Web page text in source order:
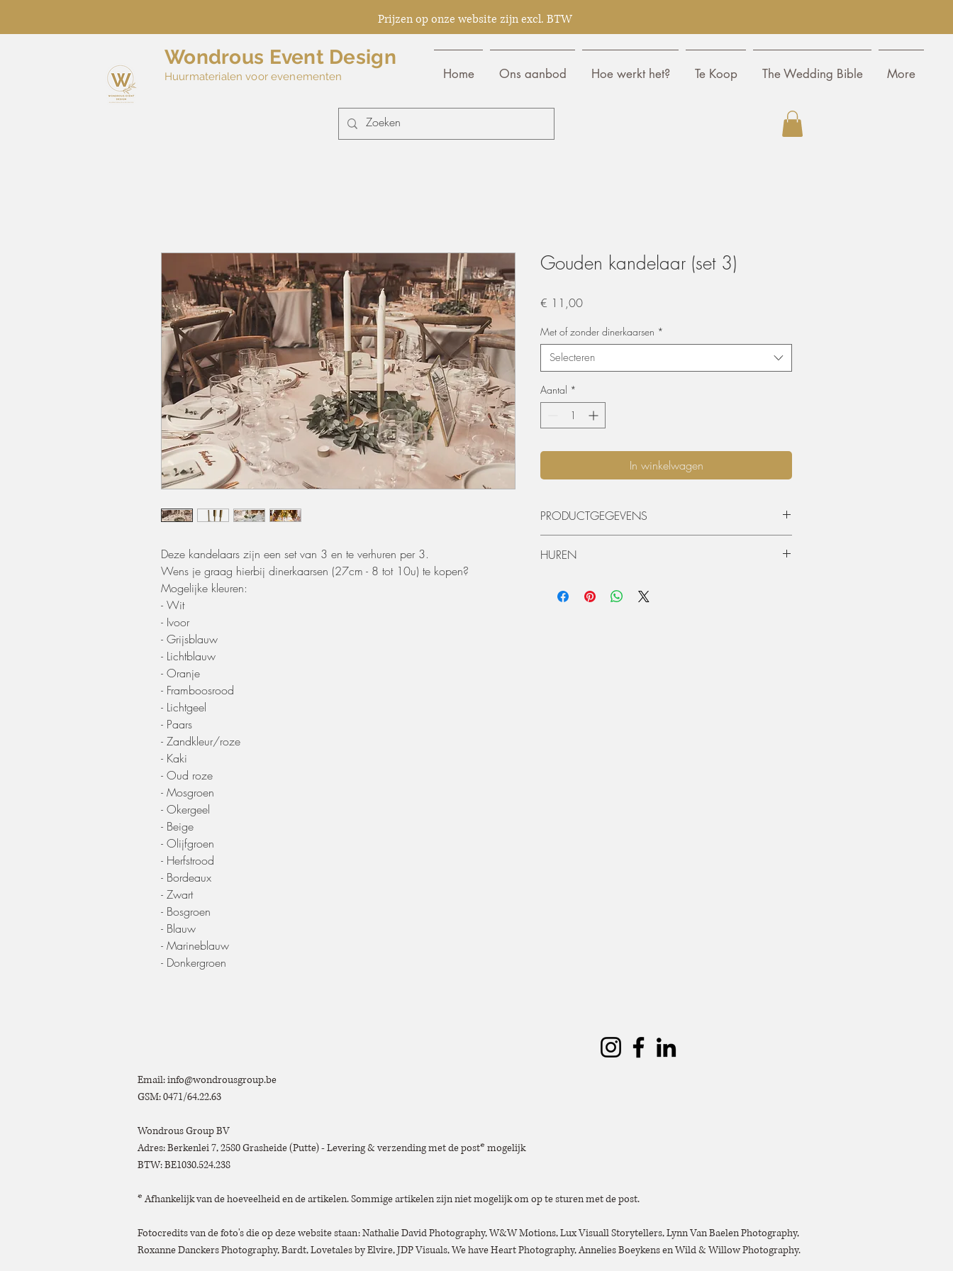
Prijzen op onze website zijn excl. BTW
Wondrous Event Design
Huurmaterialen voor evenementen Home Ons aanbod Hoe werkt het? Te Koop The Wedding Bible More
Deze kandelaars zijn een set van 3 en te verhuren per 3.
Wens je graag hierbij dinerkaarsen (27cm - 8 tot 10u) te kopen?
Mogelijke kleuren:
- Wit
- Ivoor
- Grijsblauw
- Lichtblauw
- Oranje
- Framboosrood
- Lichtgeel
- Paars
- Zandkleur/roze
- Kaki
- Oud roze
- Mosgroen
- Okergeel
- Beige
- Olijfgroen
- Herfstrood
- Bordeaux
- Zwart
- Bosgroen
- Blauw
- Marineblauw
- Donkergroen
Gouden kandelaar (set 3)
€ 11,00Prijs
Met of zonder dinerkaarsen *
Selecteren
Aantal *
In winkelwagen
PRODUCTGEGEVENS
Medium: 20 cm hoog
HUREN
worden. De huurperiode is standaard 3 dagen (incl.
Email:info@wondrousgroup.be
GSM: 0471/64.22.63
Wondrous Group BV
Adres: Berkenlei 7, 2580 Grasheide (Putte) - Levering & verzending met de post* mogelijk
BTW: BE1030.524.238
* Afhankelijk van de hoeveelheid en de artikelen. Sommige artikelen zijn niet mogelijk om op te sturen met de post.
Fotocredits van de foto's die op deze website staan: Nathalie David Photography, W&W Motions, Lux Visuall Storytellers, Lynn Van Baelen Photography,
Roxanne Danckers Photography, Bardt, Lovetales by Elvire, JDP Visuals, We have Heart Photography, Annelies Boeykens en Wild & Willow Photography.